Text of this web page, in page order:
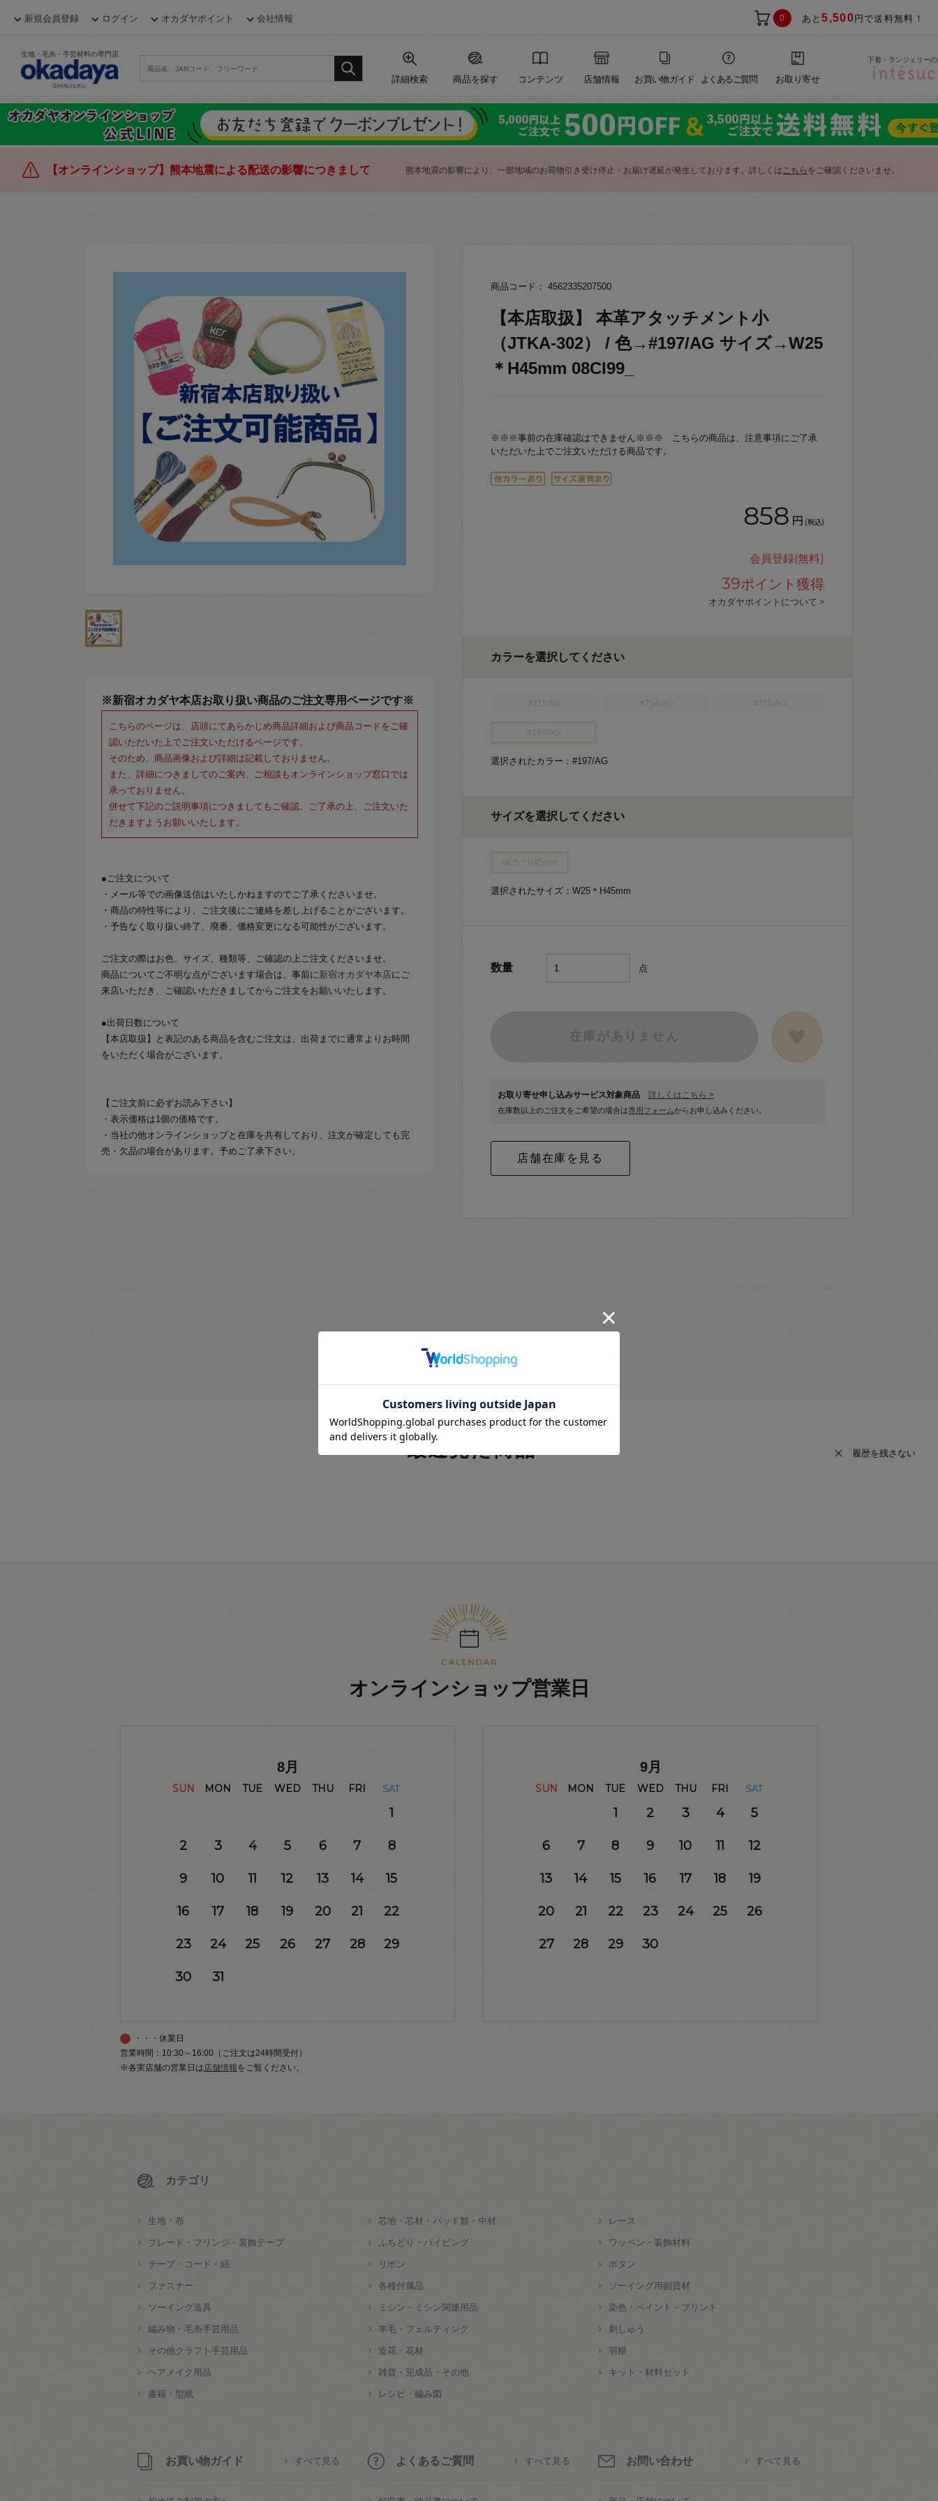
新規会員登録 ログイン オカダヤポイント 会社情報 0 あと5,500 円で送料無料！
生地・毛糸・手芸材料の専門店
詳細検索 商品を探す コンテンツ 店舗情報 お買い物ガイド よくあるご質問 お取り寄せ
下着・ランジェリー
【オンラインショップ】熊本地震による配送の影響につきまして 熊本地震の影響により、一部地域のお荷物引き受け停止・お届け遅延が発生しております。詳しくはこちら をご確認くださいませ。
※新宿オカダヤ本店お取り扱い商品のご注文専用ページです※
こちらのページは、店頭にてあらかじめ商品詳細および商品コードをご確
認いただいた上でご注文いただけるページです。
そのため、商品画像および詳細は記載しておりません。
また、詳細につきましてのご案内、ご相談もオンラインショップ窓口では
承っておりません。
併せて下記のご説明事項につきましてもご確認、ご了承の上、ご注文いた
だきますようお願いいたします。
●ご注文について
・メール等での画像送信はいたしかねますのでご了承くださいませ。
・商品の特性等により、ご注文後にご連絡を差し上げることがございます。
・予告なく取り扱い終了、廃番、価格変更になる可能性がございます。
ご注文の際はお色、サイズ、種類等、ご確認の上ご注文くださいませ。
商品についてご不明な点がございます場合は、事前に 新宿オカダヤ本店にご
来店いただき、ご確認いただきましてからご注文をお願いいたします。
●出荷日数について
【本店取扱】と表記のある商品を含むご注文は、出荷までに通常よりお時間
をいただく場合がございます。
【ご注文前に必ずお読み下さい】
・表示価格は1個の価格です。
・当社の他オンラインショップと在庫を共有しており、注文が確定しても完
売・欠品の場合があります。予めご了承下さい。
商品コード： 4562335207500
【本店取扱】 本革アタッチメント小
（JTKA-302） / 色→#197/AG サイズ→W25
＊H45mm 08Cl99_
※※※事前の在庫確認はできません※※※ こちらの商品は、注意事項にご了承
いただいた上でご注文いただける商品です。
858 円 (税込)
会員登録(無料)
39ポイント獲得
オカダヤポイントについて >
カラーを選択してください
選択されたカラー：#197/AG
サイズを選択してください
選択されたサイズ：W25＊H45mm
数量 点
お取り寄せ申し込みサービス対象商品 詳しくはこちら >
在庫数以上のご注文をご希望の場合は専用フォームからお申し込みください。
最近見た商品 履歴を残さない
オンラインショップ営業日
8月
SUN MON TUE WED THU FRI SAT
1
2 3 4 5 6 7 8
9 10 11 12 13 14 15
16 17 18 19 20 21 22
23 24 25 26 27 28 29
30 31
9月
SUN MON TUE WED THU FRI SAT
1 2 3 4 5
6 7 8 9 10 11 12
13 14 15 16 17 18 19
20 21 22 23 24 25 26
27 28 29 30
・・・休業日
営業時間：10:30～16:00（ご注文は24時間受付）
※各実店舗の営業日は店舗情報をご覧ください。
カテゴリ
生地・布 芯地・芯材・パッド類・中材 レース
ブレード・フリンジ・装飾テープ ふちどり・パイピング ワッペン・装飾材料
テープ・コード・紐 リボン ボタン
ファスナー 各種付属品 ソーイング用副資材
ソーイング道具 ミシン・ミシン関連用品 染色・ペイント・プリント
編み物・毛糸手芸用品 羊毛・フェルティング 刺しゅう
その他クラフト手芸用品 造花・花材 羽根
ヘアメイク用品 雑貨・完成品・その他 キット・材料セット
書籍・型紙 レシピ・編み図
お買い物ガイド すべて見る よくあるご質問 すべて見る お問い合わせ すべて見る